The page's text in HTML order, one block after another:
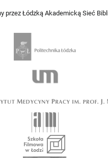
przez Łódzką Akademicką Sieć